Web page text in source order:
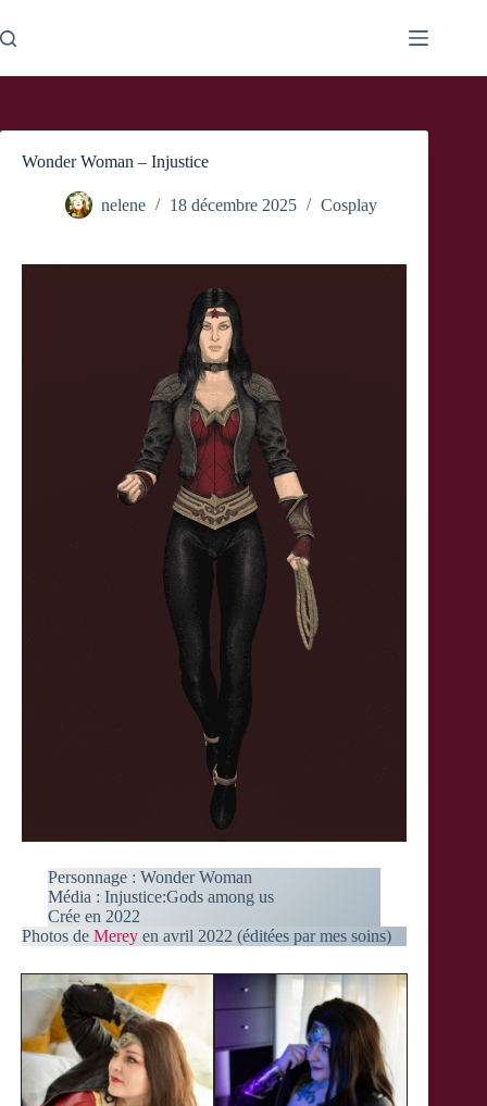
au
contenu
Wonder Woman – Injustice
nelene 18 décembre 2025 Cosplay
Personnage : Wonder Woman
Média : Injustice:Gods among us
Crée en 2022
Photos de Merey en avril 2022 (éditées par mes soins)